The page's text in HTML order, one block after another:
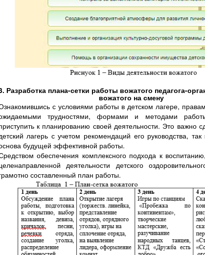
Разработка плана-сетки работы вожатого педагога-
вожатого на смену
с условиями работы в детском лагере,
трудностями, формами и методами
к планированию своей деятельности. Это важно
лагерь с учетом рекомендаций его руководства,
будущей эффективной работы.
обеспечения комплексного подхода к
деятельности детского
составленный план работы.